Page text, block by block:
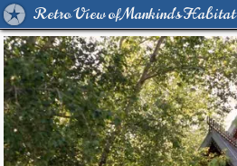
Retro View of Mankind's Habitat